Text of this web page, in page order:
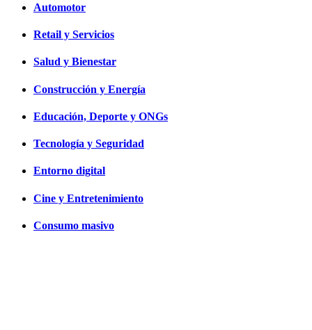
Automotor
Retail y Servicios
Salud y Bienestar
Construcción y Energía
Educación, Deporte y ONGs
Tecnología y Seguridad
Entorno digital
Cine y Entretenimiento
Consumo masivo